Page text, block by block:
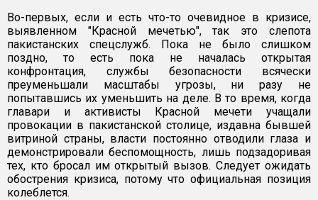
Во-первых, если и есть что-то очевидное в кризисе,
выявленном "Красной мечетью", так это слепота
пакистанских спецслужб. Пока не было слишком
поздно, то есть пока не началась открытая
конфронтация, службы безопасности всячески
преуменьшали масштабы угрозы, ни разу не
попытавшись их уменьшить на деле. В то время, когда
главари и активисты Красной мечети учащали
провокации в пакистанской столице, издавна бывшей
витриной страны, власти постоянно отводили глаза и
демонстрировали беспомощность, лишь подзадоривая
тех, кто бросал им открытый вызов. Следует ожидать
обострения кризиса, потому что официальная позиция
колеблется.